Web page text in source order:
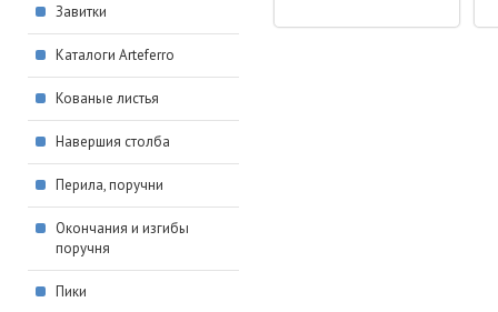
Завитки
Каталоги Arteferro
Кованые листья
Навершия столба
Перила, поручни
Окончания и изгибы
поручня
Пики